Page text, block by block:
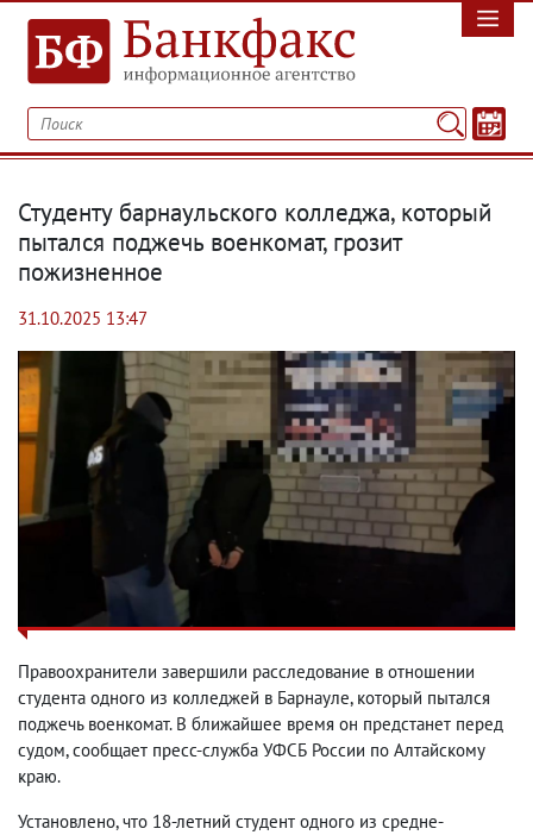
Студенту барнаульского колледжа, который
пытался поджечь военкомат, грозит
пожизненное
31.10.2025 13:47
Правоохранители завершили расследование в отношении
студента одного из колледжей в Барнауле, который пытался
поджечь военкомат. В ближайшее время он предстанет перед
судом, сообщает пресс-служба УФСБ России по Алтайскому
краю.
Установлено, что 18-летний студент одного из средне-